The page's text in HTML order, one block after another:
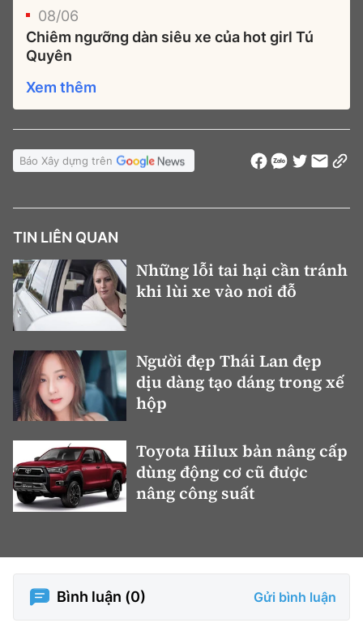
08/06
Chiêm ngưỡng dàn siêu xe của hot girl Tú
Quyên
Xem thêm
Báo Xây dựng trên
TIN LIÊN QUAN
Những lỗi tai hại cần tránh
khi lùi xe vào nơi đỗ
Người đẹp Thái Lan đẹp
dịu dàng tạo dáng trong xế
hộp
Toyota Hilux bản nâng cấp
dùng động cơ cũ được
nâng công suất
Bình luận (0) Gửi bình luận